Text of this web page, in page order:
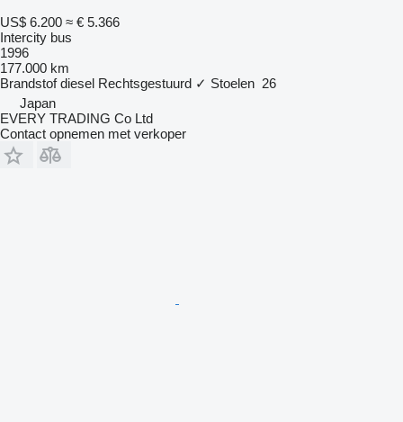
US$ 6.200 ≈ € 5.366
Intercity bus
1996
177.000 km
Brandstof diesel Rechtsgestuurd ✓ Stoelen 26
Japan
EVERY TRADING Co Ltd
Contact opnemen met verkoper